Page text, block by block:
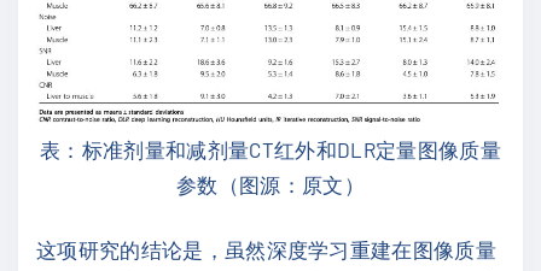
表：标准剂量和减剂量CT红外和DLR定量图像质量
参数（图源：原文）
这项研究的结论是，虽然深度学习重建在图像质量